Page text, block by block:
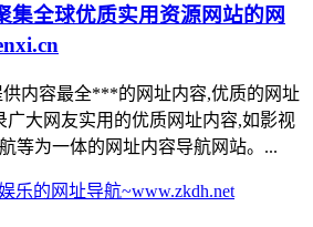
集全球优质实用资源网站的网
内容最全***的网址内容,优质的网址
广大网友实用的优质网址内容,如影视
等为一体的网址内容导航网站。...